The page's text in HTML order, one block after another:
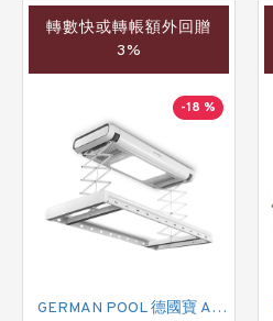
轉數快或轉帳額外回贈
3%
-18 %
GERMAN POOL 德國寶 ADR-383-SC WiFi 智能UV乾衣架